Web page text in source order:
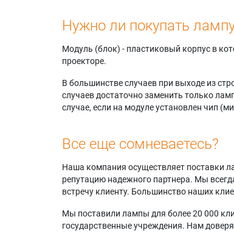
Нужно ли покупать
Модуль (блок) - пластиковый корпус в
проекторе.
В большинстве случаев при выходе из
случаев достаточно заменить только
случае, если на модуле установлен чип
Все еще сомневаетесь?
Наша компания осуществляет поставки
репутацию надежного партнера. Мы
встречу клиенту. Большинство наших
Мы поставили лампы для более 20 000
государственные учреждения. Нам